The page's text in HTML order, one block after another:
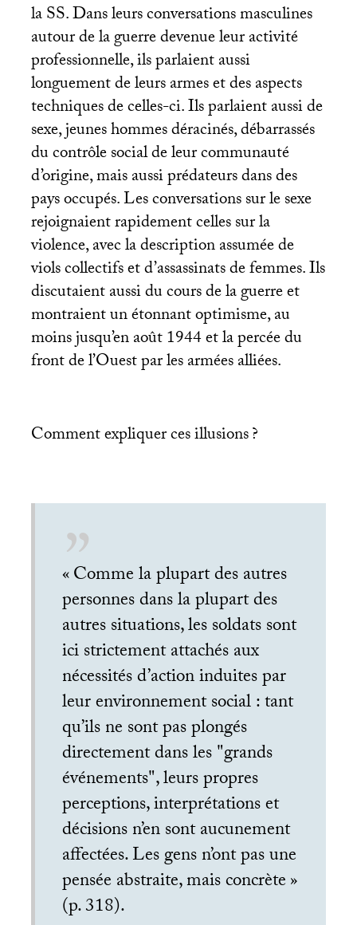
laSS. Dans leurs conversations masculines
autour de la guerre devenue leur activité
professionnelle, ils parlaient aussi
longuement de leurs armes et des aspects
techniques de celles-ci. Ils parlaient aussi de
sexe, jeunes hommes déracinés, débarrassés
du contrôle social de leur communauté
d’origine, mais aussi prédateurs dans des
pays occupés. Les conversations sur le sexe
rejoignaient rapidement celles sur la
violence, avec la description assumée de
viols collectifs et d’assassinats de femmes. Ils
discutaient aussi du cours de la guerre et
montraient un étonnant optimisme, au
moins jusqu’en août 1944 et la percée du
front de l’Ouest par les armées alliées.
Comment expliquer ces illusions?
«Comme la plupart des autres
personnes dans la plupart des
autres situations, les soldats sont
ici strictement attachés aux
nécessités d’action induites par
leur environnement social : tant
qu’ils ne sont pas plongés
directement dans les "grands
événements", leurs propres
perceptions, interprétations et
décisions n’en sont aucunement
affectées. Les gens n’ont pas une
pensée abstraite, mais concrète»
(p. 318).